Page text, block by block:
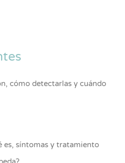
cómo detectarlas y cuándo
es, síntomas y tratamiento